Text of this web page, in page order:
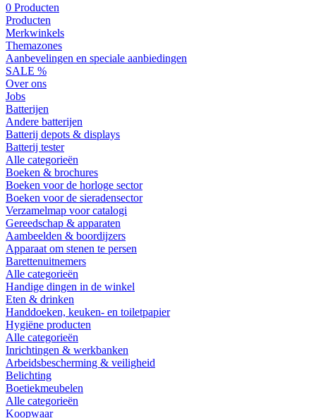
0 Producten
Producten
Merkwinkels
Themazones
Aanbevelingen en speciale aanbiedingen
SALE %
Over ons
Jobs
Batterijen
Andere batterijen
Batterij depots & displays
Batterij tester
Alle categorieën
Boeken & brochures
Boeken voor de horloge sector
Boeken voor de sieradensector
Verzamelmap voor catalogi
Gereedschap & apparaten
Aambeelden & boordijzers
Apparaat om stenen te persen
Barettenuitnemers
Alle categorieën
Handige dingen in de winkel
Eten & drinken
Handdoeken, keuken- en toiletpapier
Hygiëne producten
Alle categorieën
Inrichtingen & werkbanken
Arbeidsbescherming & veiligheid
Belichting
Boetiekmeubelen
Alle categorieën
Koopwaar